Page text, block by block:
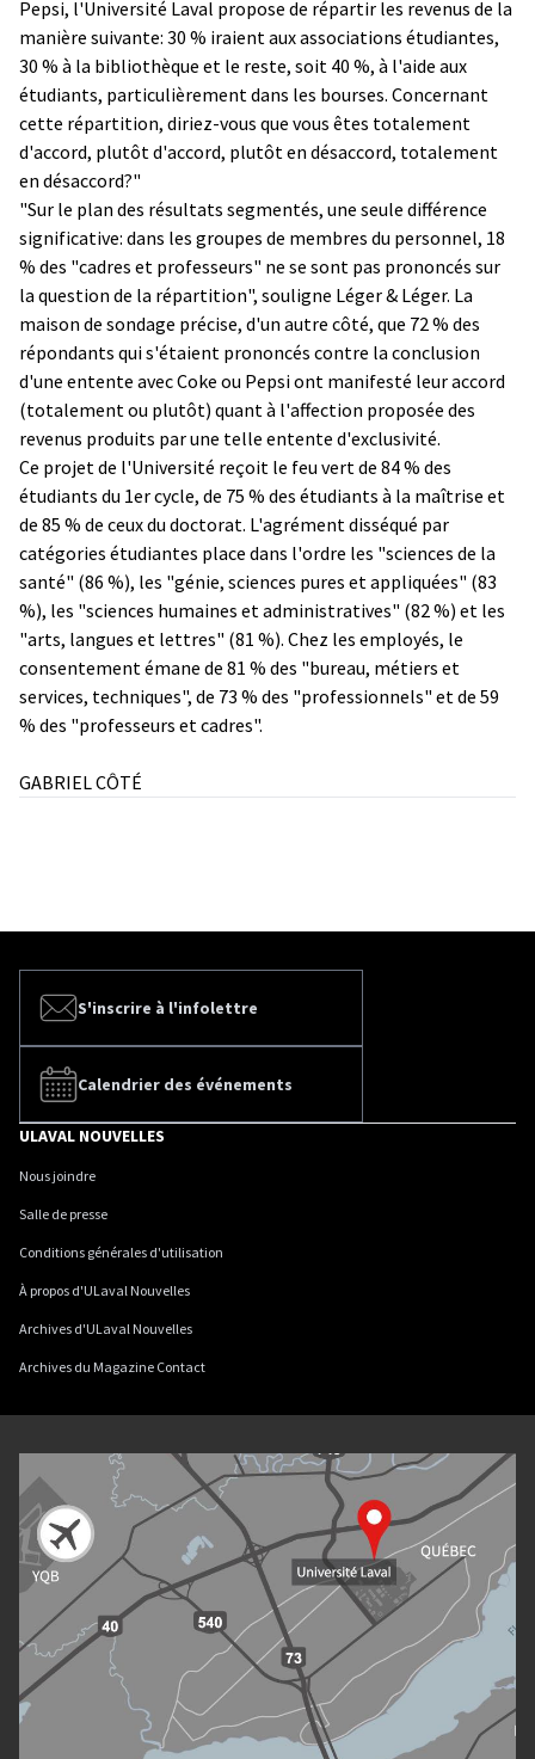
Pepsi, l'Université Laval propose de répartir les revenus de la
manière suivante: 30 % iraient aux associations étudiantes,
30 % à la bibliothèque et le reste, soit 40 %, à l'aide aux
étudiants, particulièrement dans les bourses. Concernant
cette répartition, diriez-vous que vous êtes totalement
d'accord, plutôt d'accord, plutôt en désaccord, totalement
en désaccord?"
"Sur le plan des résultats segmentés, une seule différence
significative: dans les groupes de membres du personnel, 18
% des "cadres et professeurs" ne se sont pas prononcés sur
la question de la répartition", souligne Léger & Léger. La
maison de sondage précise, d'un autre côté, que 72 % des
répondants qui s'étaient prononcés contre la conclusion
d'une entente avec Coke ou Pepsi ont manifesté leur accord
(totalement ou plutôt) quant à l'affection proposée des
revenus produits par une telle entente d'exclusivité.
Ce projet de l'Université reçoit le feu vert de 84 % des
étudiants du 1er cycle, de 75 % des étudiants à la maîtrise et
de 85 % de ceux du doctorat. L'agrément disséqué par
catégories étudiantes place dans l'ordre les "sciences de la
santé" (86 %), les "génie, sciences pures et appliquées" (83
%), les "sciences humaines et administratives" (82 %) et les
"arts, langues et lettres" (81 %). Chez les employés, le
consentement émane de 81 % des "bureau, métiers et
services, techniques", de 73 % des "professionnels" et de 59
% des "professeurs et cadres".
GABRIEL CÔTÉ
S'inscrire à l'infolettre
Calendrier des événements
ULAVAL NOUVELLES
Nous joindre
Salle de presse
Conditions générales d'utilisation
À propos d'ULaval Nouvelles
Archives d'ULaval Nouvelles
Archives du Magazine Contact